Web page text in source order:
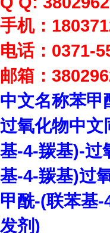
手机：
电话： 0371-
邮箱：
中文名称苯甲
过氧化物中文
基-4-羰基)-过
基-4-羰基)过
甲酰-(联苯基-
发剂)